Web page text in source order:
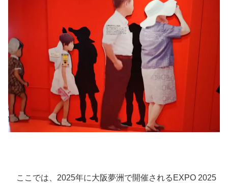
ここでは、2025年に大阪夢洲で開催されるEXPO 2025